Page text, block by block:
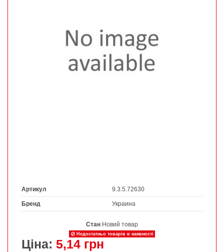
Артикул 9.3.5.72630
Бренд Украина
Стан Новий товар
Недостатньо товарів в наявності
Ціна: 5,14 грн